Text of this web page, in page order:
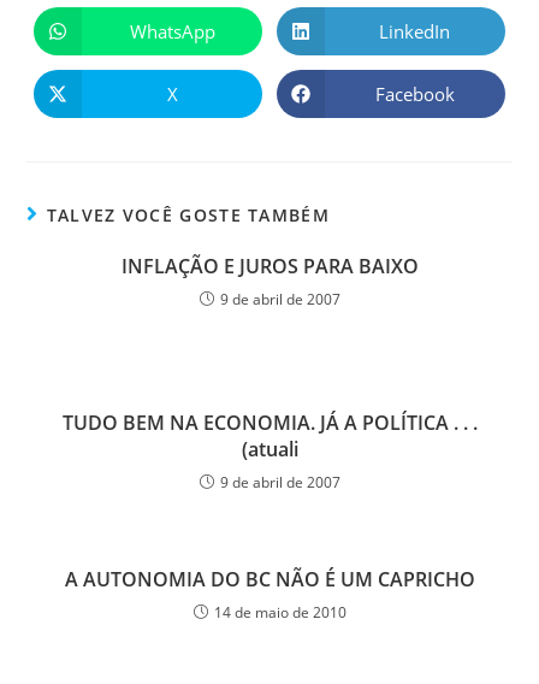
WhatsApp LinkedIn
X Facebook
TALVEZ VOCÊ GOSTE TAMBÉM
INFLAÇÃO E JUROS PARA BAIXO
9 de abril de 2007
TUDO BEM NA ECONOMIA. JÁ A POLÍTICA . . .
(atuali
9 de abril de 2007
A AUTONOMIA DO BC NÃO É UM CAPRICHO
14 de maio de 2010